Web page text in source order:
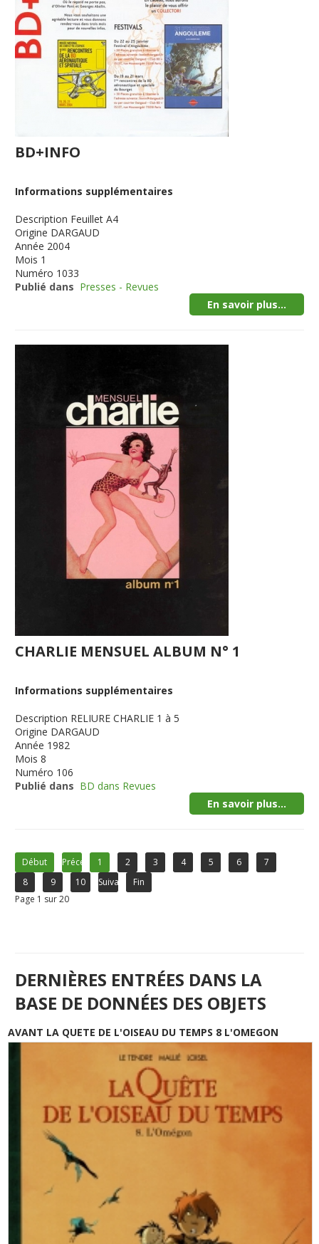
BD+INFO
Informations supplémentaires
Description Feuillet A4
Origine DARGAUD
Année 2004
Mois 1
Numéro 1033
Publié dans Presses - Revues
En savoir plus...
CHARLIE MENSUEL ALBUM N° 1
Informations supplémentaires
Description RELIURE CHARLIE 1 à 5
Origine DARGAUD
Année 1982
Mois 8
Numéro 106
Publié dans BD dans Revues
En savoir plus...
Début Précédent1 2 3 4 5 6
7
8
9 10 Suivant
Fin
Page 1 sur 20
DERNIÈRES ENTRÉES DANS LA
BASE DE DONNÉES DES OBJETS
AVANT LA QUETE DE L'OISEAU DU TEMPS 8 L'OMEGON